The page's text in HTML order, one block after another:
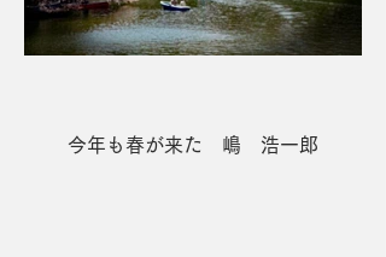
今年も春が来た 嶋 浩一郎